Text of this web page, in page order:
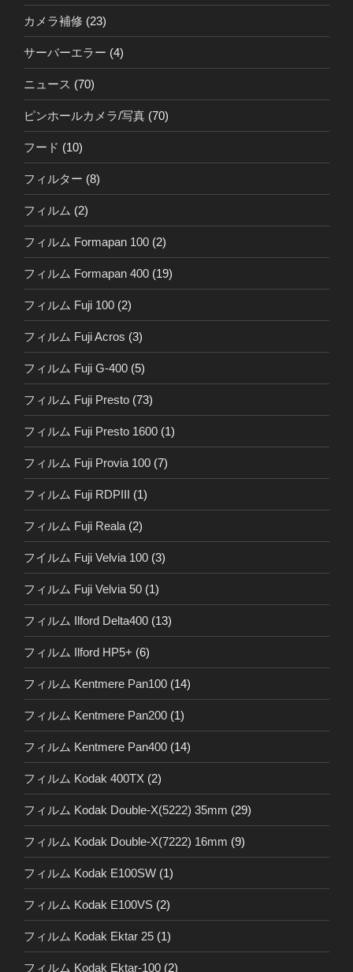
カメラ補修 (23)
サーバーエラー (4)
ニュース (70)
ピンホールカメラ/写真 (70)
フード (10)
フィルター (8)
フィルム (2)
フィルム Formapan 100 (2)
フィルム Formapan 400 (19)
フィルム Fuji 100 (2)
フィルム Fuji Acros (3)
フィルム Fuji G-400 (5)
フィルム Fuji Presto (73)
フィルム Fuji Presto 1600 (1)
フィルム Fuji Provia 100 (7)
フィルム Fuji RDPIII (1)
フィルム Fuji Reala (2)
フイルム Fuji Velvia 100 (3)
フィルム Fuji Velvia 50 (1)
フィルム Ilford Delta400 (13)
フィルム Ilford HP5+ (6)
フィルム Kentmere Pan100 (14)
フィルム Kentmere Pan200 (1)
フィルム Kentmere Pan400 (14)
フィルム Kodak 400TX (2)
フィルム Kodak Double-X(5222) 35mm (29)
フィルム Kodak Double-X(7222) 16mm (9)
フィルム Kodak E100SW (1)
フィルム Kodak E100VS (2)
フィルム Kodak Ektar 25 (1)
フィルム Kodak Ektar-100 (2)